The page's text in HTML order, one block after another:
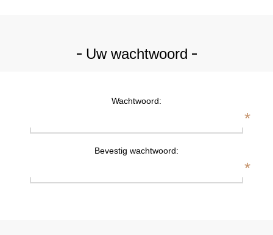
Uw wachtwoord
Wachtwoord:
*
Bevestig wachtwoord:
*